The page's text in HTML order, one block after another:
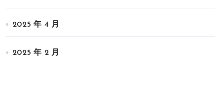
2025 年 4 月
2025 年 2 月